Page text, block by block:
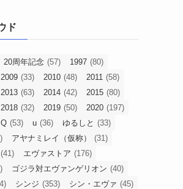
ド
20周年記念 (57) 1997 (80)
2009 (33) 2010 (48) 2011 (58)
2013 (63) 2014 (42) 2015 (80)
2018 (32) 2019 (50) 2020 (197)
Q (53) u (36) ゆるしと (33)
アヤナミレイ（仮称）
(31)
(41) エヴァストア (176)
ゴジラ対エヴァンゲリオン (40)
シンジ (353) シン・エヴァ (45)